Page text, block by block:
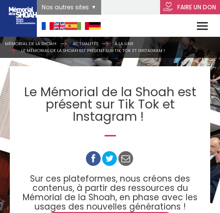
FAIRE UN DON
Nos autres sites
MÉMORIAL DE LA SHOAH ACTUALITÉS
À LA UNE
LE MÉMORIAL DE LA SHOAH EST PRÉSENT SUR TIK TOK ET INSTAGRAM !
Le Mémorial de la Shoah est
présent sur Tik Tok et
Instagram !
Sur ces plateformes, nous créons des
contenus, à partir des ressources du
Mémorial de la Shoah, en phase avec les
usages des nouvelles générations !